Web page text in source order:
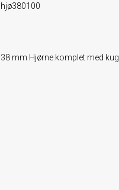
hjø380100
38 mm Hjørne komplet med